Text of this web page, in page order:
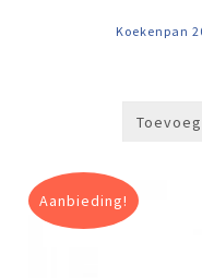
Koekenpan
Aanbieding!